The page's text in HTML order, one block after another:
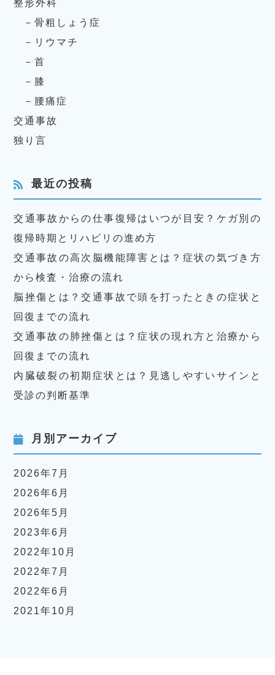
整形外科
骨粗しょう症
リウマチ
首
膝
腰痛症
交通事故
独り言
最近の投稿
交通事故からの仕事復帰はいつが目安？ケガ別の
復帰時期とリハビリの進め方
交通事故の高次脳機能障害とは？症状の気づき方
から検査・治療の流れ
脳挫傷とは？交通事故で頭を打ったときの症状と
回復までの流れ
交通事故の肺挫傷とは？症状の現れ方と治療から
回復までの流れ
内臓破裂の初期症状とは？見逃しやすいサインと
受診の判断基準
月別アーカイブ
2026年7月
2026年6月
2026年5月
2023年6月
2022年10月
2022年7月
2022年6月
2021年10月